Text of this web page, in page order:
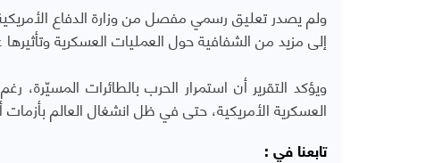
ولم يصدر تعليق رسمي مفصل من وزارة الدفاع
إلى مزيد من الشفافية حول العمليات العسكرية
ويؤكد التقرير أن استمرار الحرب بالطائرات
العسكرية الأمريكية، حتى في ظل انشغال العالم
تابعنا في :